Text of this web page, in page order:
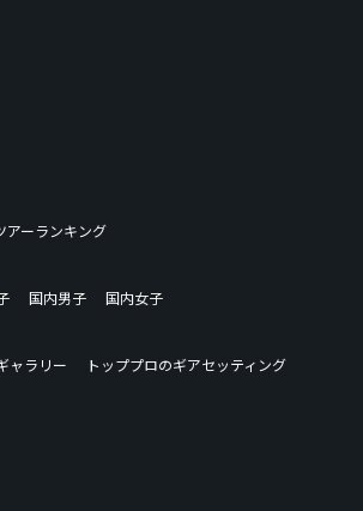
アーランキング
国内男子
国内女子
ャラリー
トッププロのギアセッティング